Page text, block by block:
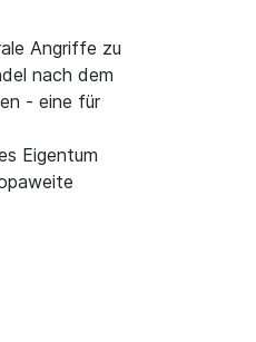
Angriffe zu
nach dem
- eine für
Eigentum